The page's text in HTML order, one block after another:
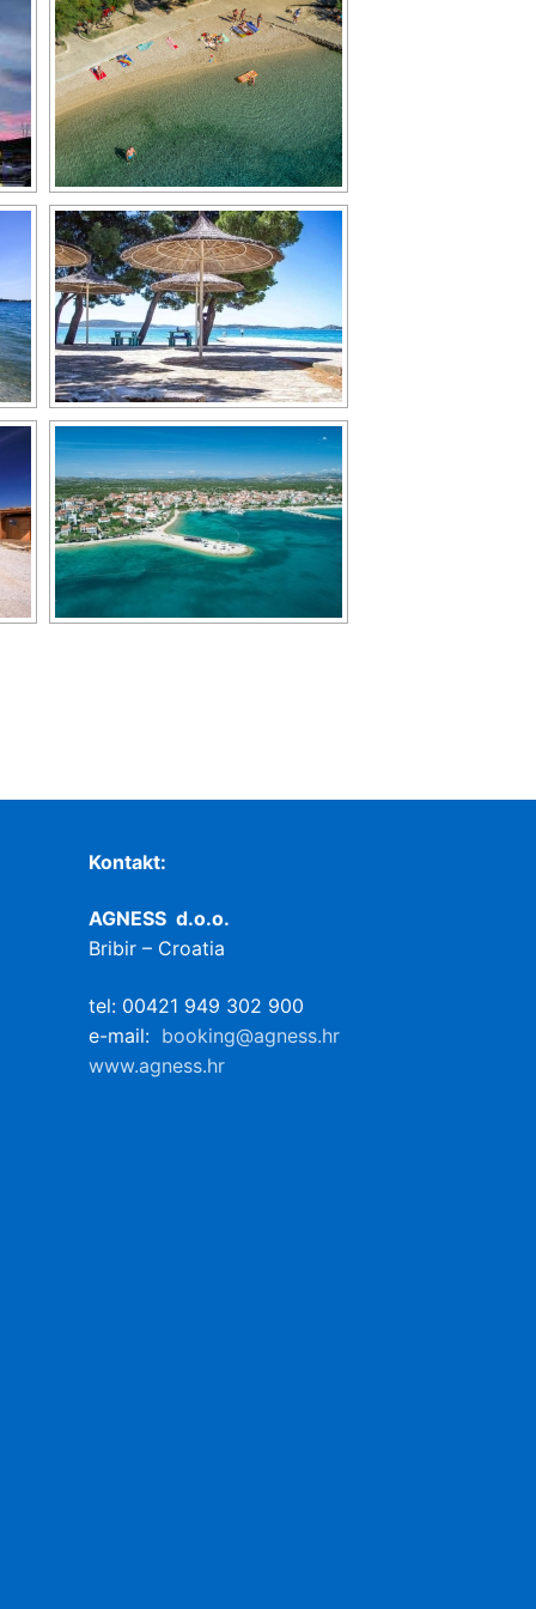
Kontakt:
AGNESS d.o.o.
Bribir – Croatia
tel: 00421 949 302 900
e-mail: booking@agness.hr
www.agness.hr